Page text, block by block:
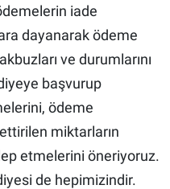
iade
dayanarak ödeme
ve durumlarını
başvurup
ödeme
miktarların
etmelerini öneriyoruz.
de hepimizindir.